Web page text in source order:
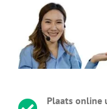
Plaats online